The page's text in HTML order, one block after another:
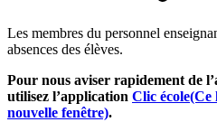
Les membres du personnel
absences des élèves.
Pour nous aviser rapidement de
utilisez l’application Clic école(Ce
nouvelle fenêtre).